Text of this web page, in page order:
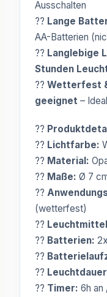
Ausschalten
?? Lange
AA-Batterien
?? Langlebige
Stunden
?? Wetterfest
geeignet –
??
?? Lichtfarbe:
?? Material:
?? Maße: Ø 7
??
(wetterfest)
??
?? Batterien:
??
??
?? Timer: 6h an